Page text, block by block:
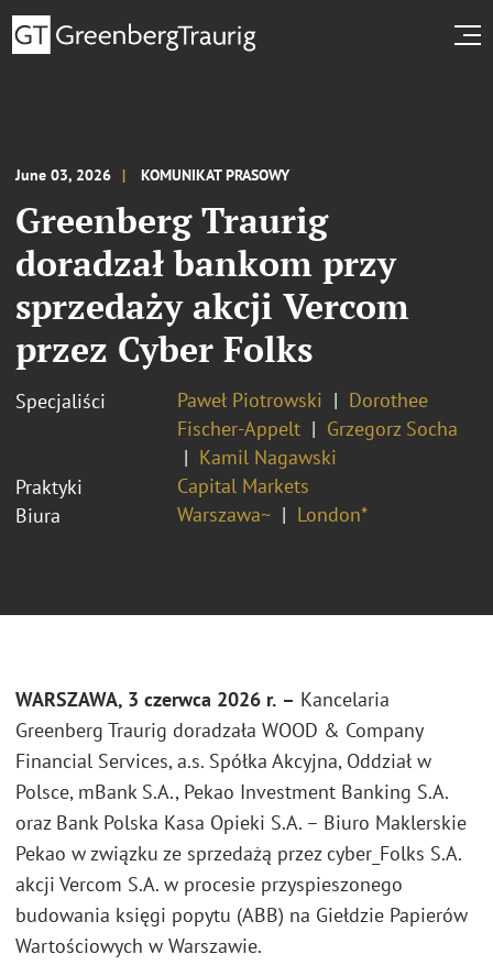
June 03, 2026 KOMUNIKAT PRASOWY
Greenberg Traurig
doradzał bankom przy
sprzedaży akcji Vercom
przez Cyber Folks
Specjaliści Paweł Piotrowski
Dorothee
Fischer-Appelt
Grzegorz Socha
Kamil Nagawski
Praktyki
Capital Markets
Biura
Warszawa~ London*
WARSZAWA, 3 czerwca 2026 r. – Kancelaria
Greenberg Traurig doradzała WOOD & Company
Financial Services, a.s. Spółka Akcyjna, Oddział w
Polsce, mBank S.A., Pekao Investment Banking S.A.
oraz Bank Polska Kasa Opieki S.A. – Biuro Maklerskie
Pekao w związku ze sprzedażą przez cyber_Folks S.A.
akcji Vercom S.A. w procesie przyspieszonego
budowania księgi popytu (ABB) na Giełdzie Papierów
Wartościowych w Warszawie.